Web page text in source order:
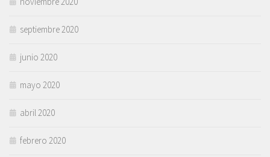
septiembre 2020
junio 2020
mayo 2020
abril 2020
febrero 2020